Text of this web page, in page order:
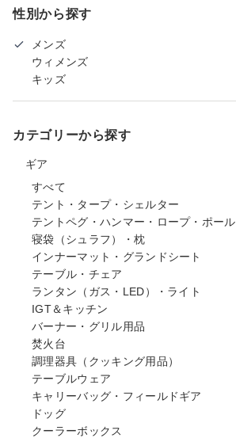
性別から探す
メンズ
ウィメンズ
キッズ
カテゴリーから探す
ギア
すべて
テント・タープ・シェルター
テントペグ・ハンマー・ロープ・ポール
寝袋（シュラフ）・枕
インナーマット・グランドシート
テーブル・チェア
ランタン（ガス・LED）・ライト
IGT＆キッチン
バーナー・グリル用品
焚火台
調理器具（クッキング用品）
テーブルウェア
キャリーバッグ・フィールドギア
ドッグ
クーラーボックス